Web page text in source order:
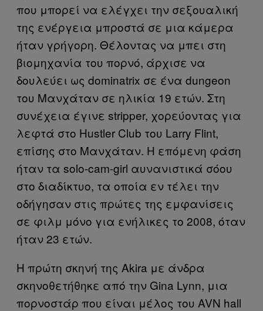
που μπορεί να ελέγχει την σεξουαλική
της ενέργεια μπροστά σε μια κάμερα
ήταν γρήγορη. Θέλοντας να μπει στη
βιομηχανία του πορνό, άρχισε να
δουλεύει ως dominatrix σε ένα dungeon
του Μανχάταν σε ηλικία 19 ετών. Στη
συνέχεια έγινε stripper, χορεύοντας για
λεφτά στο Hustler Club του Larry Flint,
επίσης στο Μανχάταν. Η επόμενη φάση
ήταν τα solo-cam-girl αυνανιστικά σόου
στο διαδίκτυο, τα οποία εν τέλει την
οδήγησαν στις πρώτες της εμφανίσεις
σε φιλμ μόνο για ενήλικες το 2008, όταν
ήταν 23 ετών.
Η πρώτη σκηνή της Akira με άνδρα
σκηνοθετήθηκε από την Gina Lynn, μια
πορνοστάρ που είναι μέλος του AVN hall